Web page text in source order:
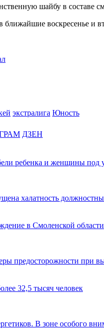
шайбу в составе
ближайшие воскресенье
экстралига Юность
ДЗЕН
ребенка и женщины
халатность
в Смоленской области
предосторожности при
32,5 тысяч человек
В зоне особого